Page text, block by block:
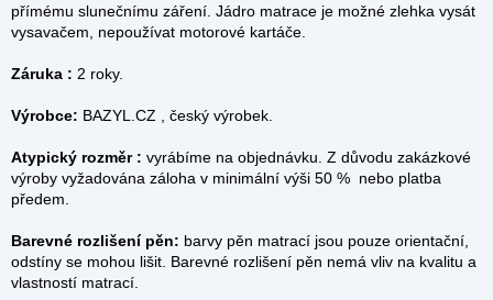
přímému slunečnímu záření. Jádro matrace je možné zlehka vysát
vysavačem, nepoužívat motorové kartáče.
Záruka : 2 roky.
Výrobce: BAZYL.CZ , český výrobek.
Atypický rozměr : vyrábíme na objednávku. Z důvodu zakázkové
výroby vyžadována záloha v minimální výši 50 % nebo platba
předem.
Barevné rozlišení pěn: barvy pěn matrací jsou pouze orientační,
odstíny se mohou lišit. Barevné rozlišení pěn nemá vliv na kvalitu a
vlastností matrací.